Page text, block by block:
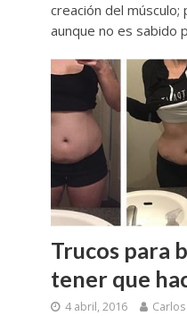
creación del
aunque no es sabido
Trucos para
tener que
4 abril, 2016